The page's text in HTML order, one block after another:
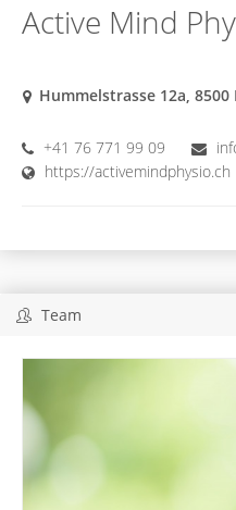
Active Mind
Hummelstrasse 12a, 8500
+41 76 771 99 09
https://activemindphysio.ch
Team